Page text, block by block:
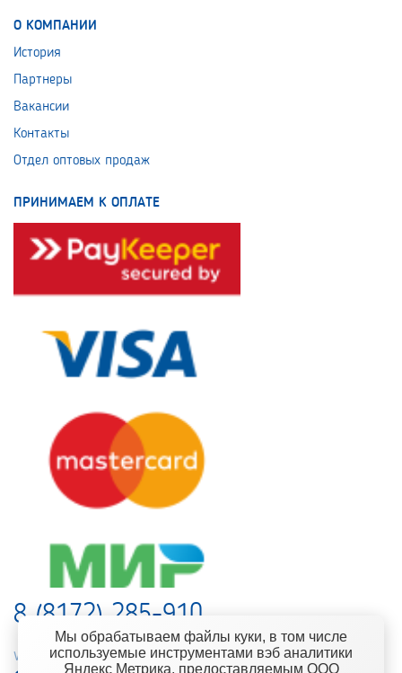
О КОМПАНИИ
История
Партнеры
Вакансии
Контакты
Отдел оптовых продаж
ПРИНИМАЕМ К ОПЛАТЕ
8 (8172) 285-910
web-support@kontinent.ru
Мы обрабатываем файлы куки, в том числе
используемые инструментами вэб аналитики
Яндекс Метрика, предоставляемым ООО